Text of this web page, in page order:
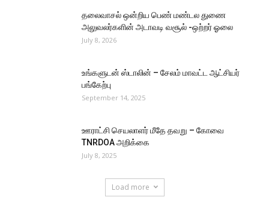
தலைவாசல் ஒன்றிய பெண் மண்டல துணை
அலுவலர்களின் அடாவடி வசூல் -ஒற்றர் ஓலை
July 8, 2026
உங்களுடன் ஸ்டாலின் – சேலம் மாவட்ட ஆட்சியர்
பங்கேற்பு
September 14, 2025
ஊராட்சி செயலாளர் மீதே தவறு – கோவை
TNRDOA அறிக்கை
July 8, 2025
Load more